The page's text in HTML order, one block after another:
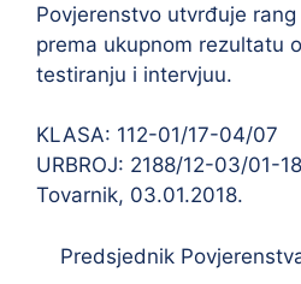
Povjerenstvo utvrđuje
prema ukupnom rezultatu
testiranju i intervjuu.
KLASA: 112-01/17-04/07
URBROJ: 2188/12-03/01-
Tovarnik, 03.01.2018.
Predsjednik